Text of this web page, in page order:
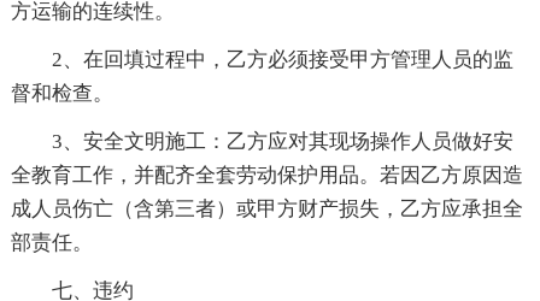
方运输的连续性。
2、在回填过程中，乙方必须接受甲方管理人员的监
督和检查。
3、安全文明施工：乙方应对其现场操作人员做好安
全教育工作，并配齐全套劳动保护用品。若因乙方原因造
成人员伤亡（含第三者）或甲方财产损失，乙方应承担全
部责任。
七、违约